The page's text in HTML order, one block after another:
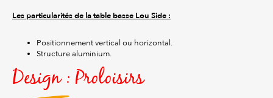
Les particularités de la table basse Lou Side :
Positionnement vertical ou horizontal.
Structure aluminium.
Design : Proloisirs